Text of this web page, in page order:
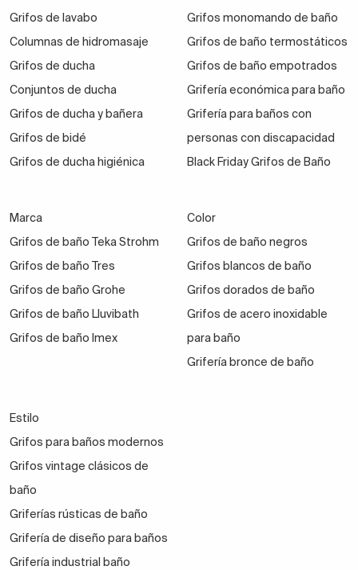
Grifos de lavabo
Columnas de hidromasaje
Grifos de ducha
Conjuntos de ducha
Grifos de ducha y bañera
Grifos de bidé
Grifos de ducha higiénica
Grifos monomando de baño
Grifos de baño termostáticos
Grifos de baño empotrados
Grifería económica para baño
Grifería para baños con
personas con discapacidad
Black Friday Grifos de Baño
Marca
Grifos de baño Teka Strohm
Grifos de baño Tres
Grifos de baño Grohe
Grifos de baño Lluvibath
Grifos de baño Imex
Color
Grifos de baño negros
Grifos blancos de baño
Grifos dorados de baño
Grifos de acero inoxidable
para baño
Grifería bronce de baño
Estilo
Grifos para baños modernos
Grifos vintage clásicos de
baño
Griferías rústicas de baño
Grifería de diseño para baños
Grifería industrial baño